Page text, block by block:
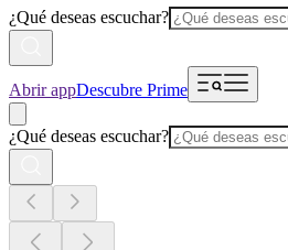
¿Qué deseas escuchar?
Abrir appDescubre Prime
¿Qué deseas escuchar?